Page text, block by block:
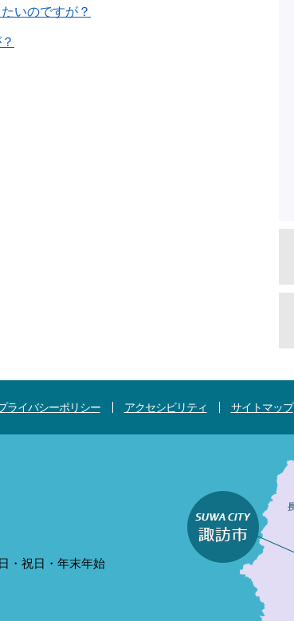
いのですが？
ライバシーポリシー アクセシビリティ サイトマップ
・祝日・年末年始